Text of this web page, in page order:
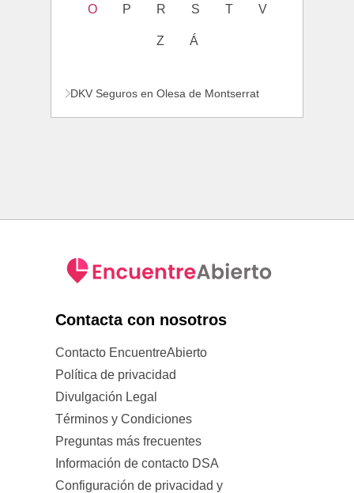
O P R S T V
Z Á
DKV Seguros en Olesa de Montserrat
Contacta con nosotros
Contacto EncuentreAbierto
Política de privacidad
Divulgación Legal
Términos y Condiciones
Preguntas más frecuentes
Información de contacto DSA
Configuración de privacidad y